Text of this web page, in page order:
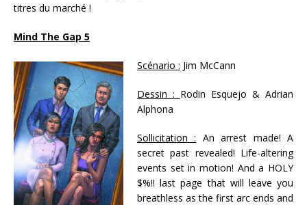
titres du marché !
Mind The Gap 5
Scénario : Jim McCann
Dessin : Rodin Esquejo & Adrian
Alphona
Sollicitation : An arrest made! A
secret past revealed! Life-altering
events set in motion! And a HOLY
$%!! last page that will leave you
breathless as the first arc ends and